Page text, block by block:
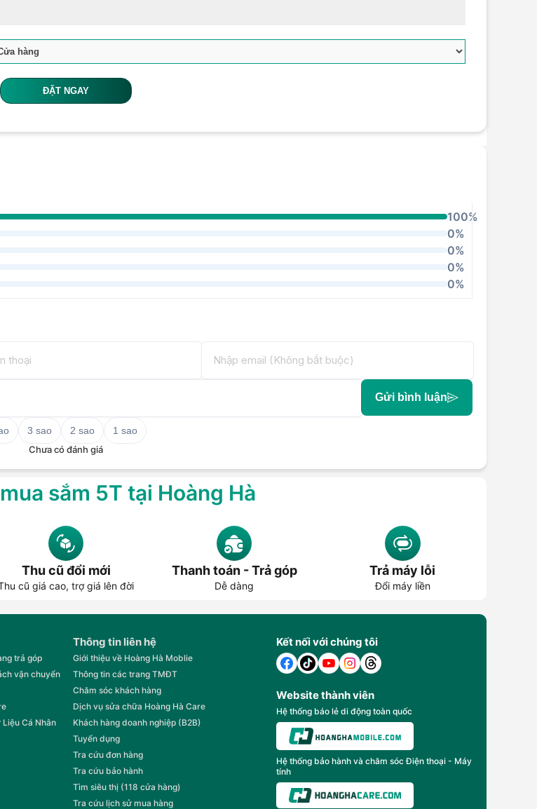
ĐẶT NGAY
100%
0%
0%
0%
0%
Gửi bình luận
3 sao 2 sao
1 sao
Chưa có đánh giá
sắm 5T tại Hoàng Hà
Thu cũ đổi mới
cũ giá cao, trợ giá lên đời
Thanh toán - Trả góp
Dễ dàng
Trả máy lỗi
Đổi máy liền
trả góp
vận chuyển
Liệu Cá Nhân
Thông tin liên hệ
Giới thiệu về Hoàng Hà Moblie
Thông tin các trang TMĐT
Chăm sóc khách hàng
Dịch vụ sửa chữa Hoàng Hà Care
Khách hàng doanh nghiệp (B2B)
Tuyển dụng
Tra cứu đơn hàng
Tra cứu bảo hành
Tìm siêu thị (118 cửa hàng)
Tra cứu lịch sử mua hàng
Kết nối với chúng tôi
Website thành viên
Hệ thống báo lẻ di động toàn quốc
Hệ thống bảo hành và chăm sóc Điện thoại - Máy
tính